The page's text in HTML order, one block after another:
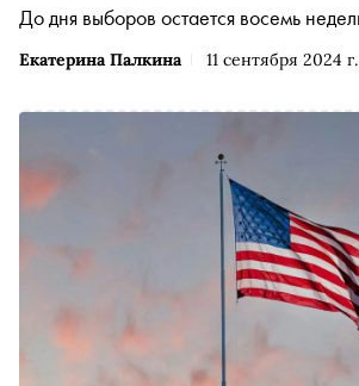
Екатерина Палкина 11 сентября 2024 г.
До дня выборов остается восемь